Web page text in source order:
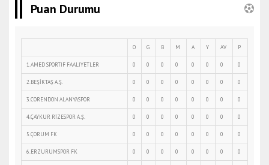
Puan Durumu
O G B M A Y AV P
1.AMED SPORTİF FAALİYETLER 0 0 0 0 0 0 0 0
2.BEŞİKTAŞ A.Ş. 0 0 0 0 0 0 0 0
3.CORENDON ALANYASPOR 0 0 0 0 0 0 0 0
4.ÇAYKUR RİZESPOR A.Ş. 0 0 0 0 0 0 0 0
5.ÇORUM FK 0 0 0 0 0 0 0 0
6.ERZURUMSPOR FK 0 0 0 0 0 0 0 0